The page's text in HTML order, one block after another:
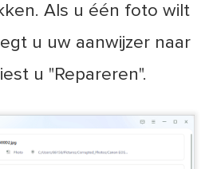
Als u één foto wilt
u uw aanwijzer naar
u "Repareren".